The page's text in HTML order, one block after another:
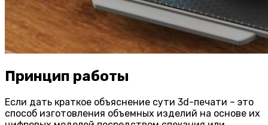
Принцип работы
Если дать краткое объяснение сути 3d-печати – это
способ изготовления объемных изделий на основе их